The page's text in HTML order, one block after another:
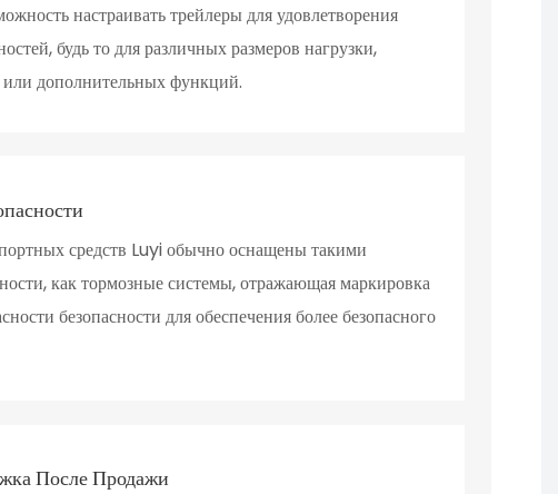
настраивать трейлеры для удовлетворения
будь то для различных размеров нагрузки,
дополнительных функций.
средств Luyi обычно оснащены такими
как тормозные системы, отражающая маркировка
безопасности для обеспечения более безопасного
После Продажи